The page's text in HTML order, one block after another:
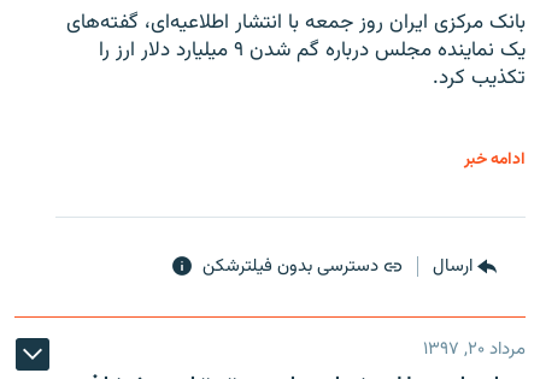
بانک مرکزی ایران روز جمعه با انتشار اطلاعیه‌ای، گفته‌های
یک نماینده مجلس درباره گم شدن ۹ میلیارد دلار ارز را
تکذیب کرد.
ادامه خبر
ارسال دسترسی بدون فیلترشکن
مرداد ۲۰, ۱۳۹۷